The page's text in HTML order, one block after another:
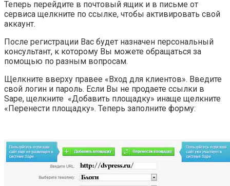
Теперь перейдите в почтовый ящик и в письме от
сервиса щелкните по ссылке, чтобы активировать свой
аккаунт.
После регистрации Вас будет назначен персональный
консультант, к которому Вы можете обращаться за
помощью по разным вопросам.
Щелкните вверху правее «Вход для клиентов». Введите
свой логин и пароль. Если Вы не продаете ссылки в
Sape, щелкните «Добавить площадку» инаще щелкните
«Перенести площадку». Теперь заполните форму: